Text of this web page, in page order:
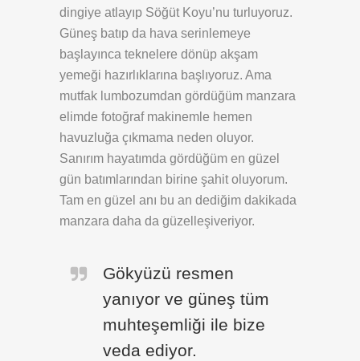
dingiye atlayıp Söğüt Koyu’nu turluyoruz.
Güneş batıp da hava serinlemeye
başlayınca teknelere dönüp akşam
yemeği hazırlıklarına başlıyoruz. Ama
mutfak lumbozumdan gördüğüm manzara
elimde fotoğraf makinemle hemen
havuzluğa çıkmama neden oluyor.
Sanırım hayatımda gördüğüm en güzel
gün batımlarından birine şahit oluyorum.
Tam en güzel anı bu an dediğim dakikada
manzara daha da güzelleşiveriyor.
Gökyüzü resmen
yanıyor ve güneş tüm
muhteşemliği ile bize
veda ediyor.